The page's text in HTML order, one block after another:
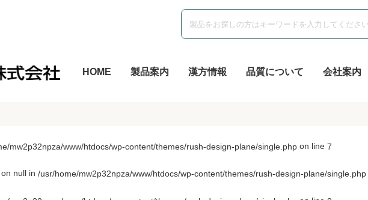
HOME 製品案内 漢方情報 品質について 会社案内
mw2p32npza/www/htdocs/wp-content/themes/rush-design-plane/single.php on line 7
null in /usr/home/mw2p32npza/www/htdocs/wp-content/themes/rush-design-plane/single.php